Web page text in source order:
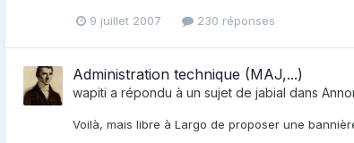
9 juillet 2007 230 réponses
Administration technique (MAJ,...)
wapiti a répondu à un sujet de jabial dans
Voilà, mais libre à Largo de proposer une